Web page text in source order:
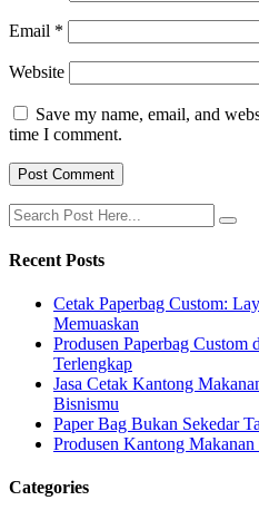
Email *
Website
Save my name, email, and
time I comment.
Recent Posts
Cetak Paperbag Custom:
Memuaskan
Produsen Paperbag Custom
Terlengkap
Jasa Cetak Kantong
Bisnismu
Paper Bag Bukan Sekedar
Produsen Kantong
Categories